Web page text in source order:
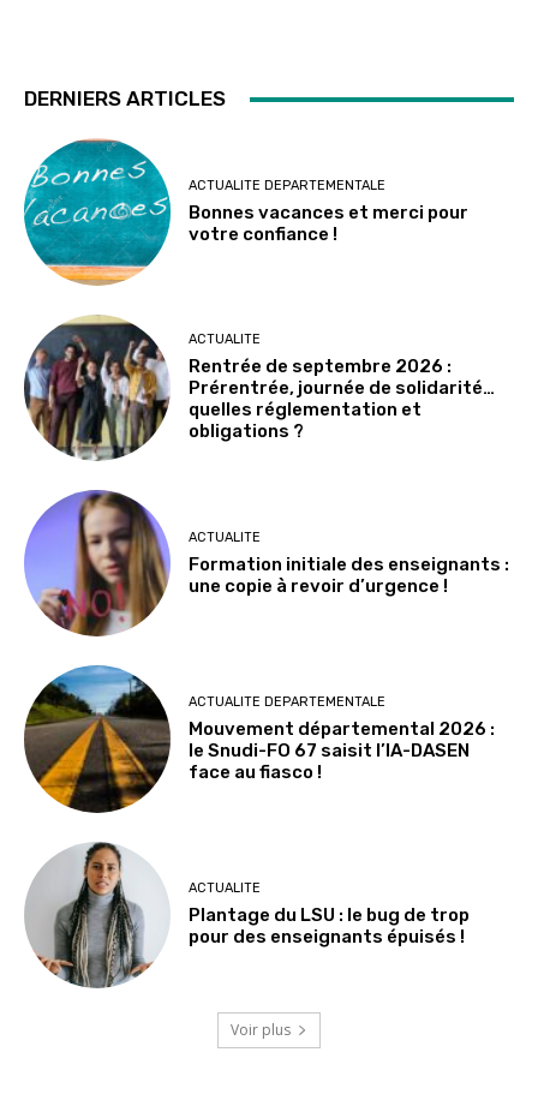
DERNIERS ARTICLES
ACTUALITE DEPARTEMENTALE
Bonnes vacances et merci pour
votre confiance !
ACTUALITE
Rentrée de septembre 2026 :
Prérentrée, journée de solidarité…
quelles réglementation et
obligations ?
ACTUALITE
Formation initiale des enseignants :
une copie à revoir d’urgence !
ACTUALITE DEPARTEMENTALE
Mouvement départemental 2026 :
le Snudi-FO 67 saisit l’IA-DASEN
face au fiasco !
ACTUALITE
Plantage du LSU : le bug de trop
pour des enseignants épuisés !
Voir plus